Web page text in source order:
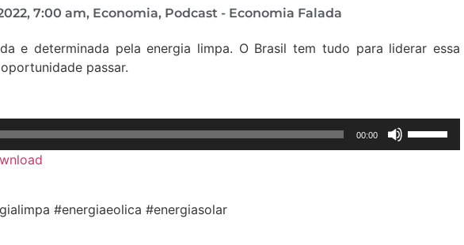
, 7:00 am, Economia, Podcast - Economia Falada
e determinada pela energia limpa. O Brasil tem tudo para liderar essa
passar.
00:00
#energiaeolica #energiasolar